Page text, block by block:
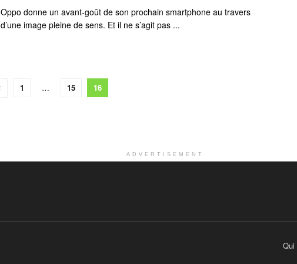
Oppo donne un avant-goût de son prochain smartphone au travers
d’une image pleine de sens. Et il ne s’agit pas ...
1 … 15 16
ADVERTISEMENT
Qui